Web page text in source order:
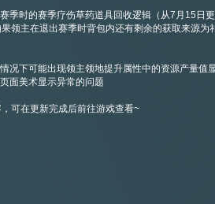
季时的赛季疗伤草药道具回收逻辑（从7月15日
领主在退出赛季时背包内还有剩余的获取来源
况下可能出现领主领地提升属性中的资源产量值
面美术显示异常的问题
可在更新完成后前往游戏查看~